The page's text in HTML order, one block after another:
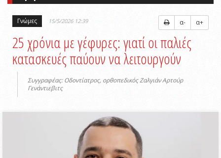
Γνώμες 15/5/2026 12:39 α- α+
25 χρόνια με γέφυρες: γιατί οι παλιές
κατασκευές παύουν να λειτουργούν
Συγγραφέας: Οδοντίατρος, ορθοπεδικός Ζαλγιάν Αρτούρ
Γενάντιεβιτς